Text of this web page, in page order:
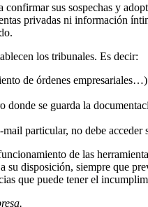
sus sospechas y
privadas ni información
los tribunales. Es decir:
de órdenes
se guarda la
particular, no debe acceder
de las
disposición, siempre que
que puede tener el